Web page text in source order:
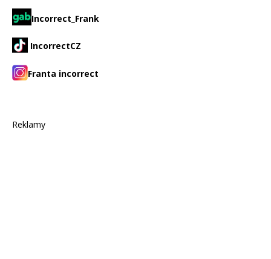
Incorrect_Frank
IncorrectCZ
Franta incorrect
Reklamy